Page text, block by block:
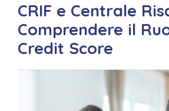
CRIF e Centrale
Comprendere il
Credit Score